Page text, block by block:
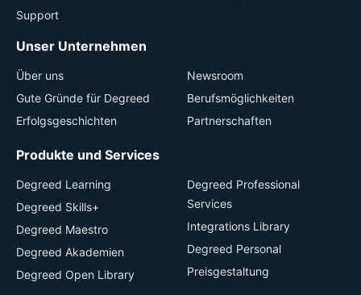
Support
Unser Unternehmen
Über uns
Gute Gründe für Degreed
Erfolgsgeschichten
Newsroom
Berufsmöglichkeiten
Partnerschaften
Produkte und Services
Degreed Learning
Degreed Skills+
Degreed Maestro
Degreed Akademien
Degreed Open Library
Degreed Professional
Services
Integrations Library
Degreed Personal
Preisgestaltung